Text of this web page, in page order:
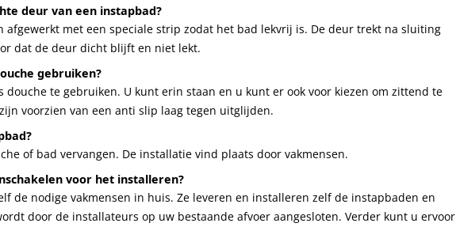
deur van een instapbad?
afgewerkt met een speciale strip zodat het bad lekvrij is. De deur trekt na sluiting
dat de deur dicht blijft en niet lekt.
gebruiken?
douche te gebruiken. U kunt erin staan en u kunt er ook voor kiezen om zittend te
voorzien van een anti slip laag tegen uitglijden.
of bad vervangen. De installatie vind plaats door vakmensen.
voor het installeren?
de nodige vakmensen in huis. Ze leveren en installeren zelf de instapbaden en
door de installateurs op uw bestaande afvoer aangesloten. Verder kunt u ervoor